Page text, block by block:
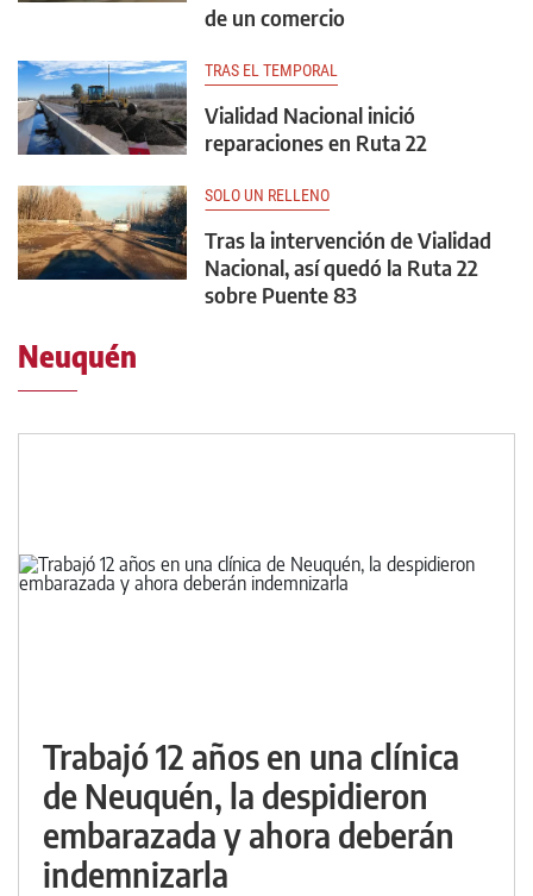
de un comercio
TRAS EL TEMPORAL
Vialidad Nacional inició
reparaciones en Ruta 22
SOLO UN RELLENO
Tras la intervención de Vialidad
Nacional, así quedó la Ruta 22
sobre Puente 83
Neuquén
Trabajó 12 años en una clínica
de Neuquén, la despidieron
embarazada y ahora deberán
indemnizarla